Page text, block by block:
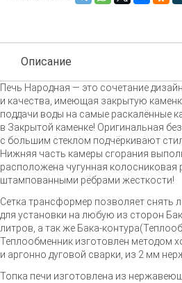
Описание
Печь Народная — это сочетание
и качества, имеющая закрытую
поддачи воды на самые раскалённые
в Закрытой каменке! Оригинальная
с большим стеклом подчёркивают
Нижняя часть камеры сгорания
расположена чугунная колосниковая
штампованными рёбрами жесткости!
Сетка трансформер позволяет снять
для установки на любую из сторон
литров, а так же Бака-контура
Теплообменник изготовлен методом
и аргонно дуговой сварки, из 2 мм
Топка печи изготовлена из